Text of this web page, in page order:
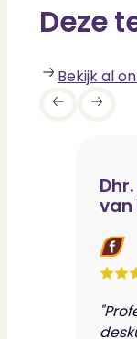
Deze
Bekijk al
van